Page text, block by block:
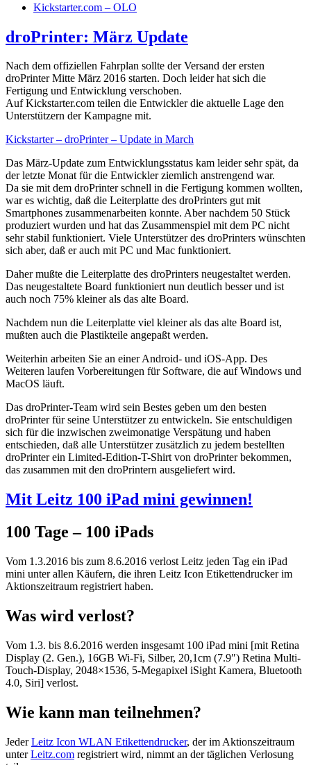
Kickstarter.com – OLO
droPrinter: März Update
Nach dem offiziellen Fahrplan sollte der Versand der ersten
droPrinter Mitte März 2016 starten. Doch leider hat sich die
Fertigung und Entwicklung verschoben.
Auf Kickstarter.com teilen die Entwickler die aktuelle Lage den
Unterstützern der Kampagne mit.
Kickstarter – droPrinter – Update in March
Das März-Update zum Entwicklungsstatus kam leider sehr spät, da
der letzte Monat für die Entwickler ziemlich anstrengend war.
Da sie mit dem droPrinter schnell in die Fertigung kommen wollten,
war es wichtig, daß die Leiterplatte des droPrinters gut mit
Smartphones zusammenarbeiten konnte. Aber nachdem 50 Stück
produziert wurden und hat das Zusammenspiel mit dem PC nicht
sehr stabil funktioniert. Viele Unterstützer des droPrinters wünschten
sich aber, daß er auch mit PC und Mac funktioniert.
Daher mußte die Leiterplatte des droPrinters neugestaltet werden.
Das neugestaltete Board funktioniert nun deutlich besser und ist
auch noch 75% kleiner als das alte Board.
Nachdem nun die Leiterplatte viel kleiner als das alte Board ist,
mußten auch die Plastikteile angepaßt werden.
Weiterhin arbeiten Sie an einer Android- und iOS-App. Des
Weiteren laufen Vorbereitungen für Software, die auf Windows und
MacOS läuft.
Das droPrinter-Team wird sein Bestes geben um den besten
droPrinter für seine Unterstützer zu entwickeln. Sie entschuldigen
sich für die inzwischen zweimonatige Verspätung und haben
entschieden, daß alle Unterstützer zusätzlich zu jedem bestellten
droPrinter ein Limited-Edition-T-Shirt von droPrinter bekommen,
das zusammen mit den droPrintern ausgeliefert wird.
Mit Leitz 100 iPad mini gewinnen!
100 Tage – 100 iPads
Vom 1.3.2016 bis zum 8.6.2016 verlost Leitz jeden Tag ein iPad
mini unter allen Käufern, die ihren Leitz Icon Etikettendrucker im
Aktionszeitraum registriert haben.
Was wird verlost?
Vom 1.3. bis 8.6.2016 werden insgesamt 100 iPad mini [mit Retina
Display (2. Gen.), 16GB Wi-Fi, Silber, 20,1cm (7.9″) Retina Multi-
Touch-Display, 2048×1536, 5-Megapixel iSight Kamera, Bluetooth
4.0, Siri] verlost.
Wie kann man teilnehmen?
JederLeitz Icon WLAN Etikettendrucker, der im Aktionszeitraum
unterLeitz.com registriert wird, nimmt an der täglichen Verlosung